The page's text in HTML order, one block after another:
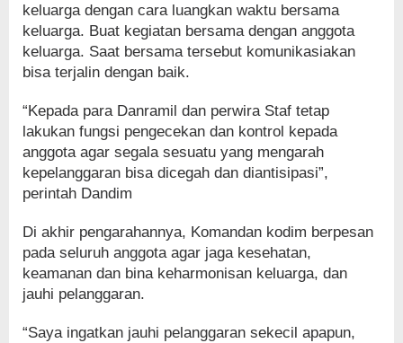
keluarga dengan cara luangkan waktu bersama
keluarga. Buat kegiatan bersama dengan anggota
keluarga. Saat bersama tersebut komunikasiakan
bisa terjalin dengan baik.
“Kepada para Danramil dan perwira Staf tetap
lakukan fungsi pengecekan dan kontrol kepada
anggota agar segala sesuatu yang mengarah
kepelanggaran bisa dicegah dan diantisipasi”,
perintah Dandim
Di akhir pengarahannya, Komandan kodim berpesan
pada seluruh anggota agar jaga kesehatan,
keamanan dan bina keharmonisan keluarga, dan
jauhi pelanggaran.
“Saya ingatkan jauhi pelanggaran sekecil apapun,